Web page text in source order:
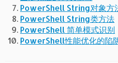
PowerShell String对象方
PowerShell String类方法
PowerShell 简单模式识别
PowerShell性能优化的陷